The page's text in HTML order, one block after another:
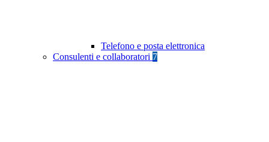
Telefono e posta elettronica
Consulenti e collaboratori 7